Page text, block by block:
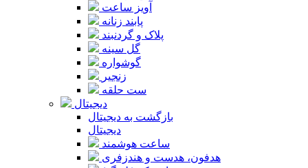
آویز ساعت
پابند زنانه
پلاک و گردنبند
گل سینه
گوشواره
زنجیر
ست حلقه
دیجیتال
بازگشت به دیجیتال
دیجیتال
ساعت هوشمند
هدفون، هدست و هندزفری